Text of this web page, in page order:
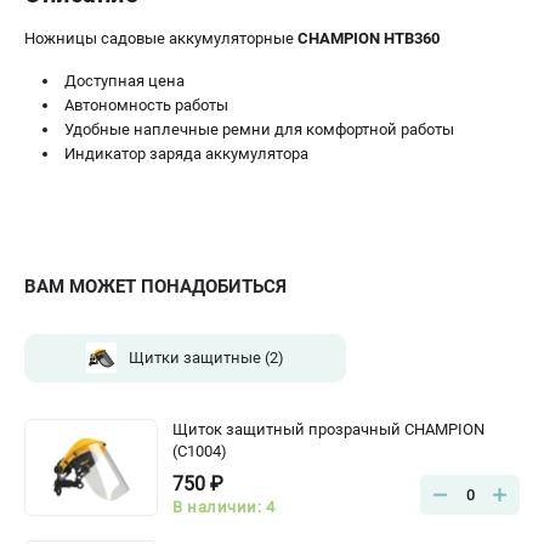
ВАМ МОЖЕТ ПОНАДОБИТЬСЯ
Щитки защитные (2)
Щиток защитный прозрачный CHAMPION
(C1004)
750 ₽
В наличии: 4
0
Ножницы садовые аккумуляторные CHAMPION HTB360
Доступная цена
Автономность работы
Удобные наплечные ремни для комфортной работы
Индикатор заряда аккумулятора